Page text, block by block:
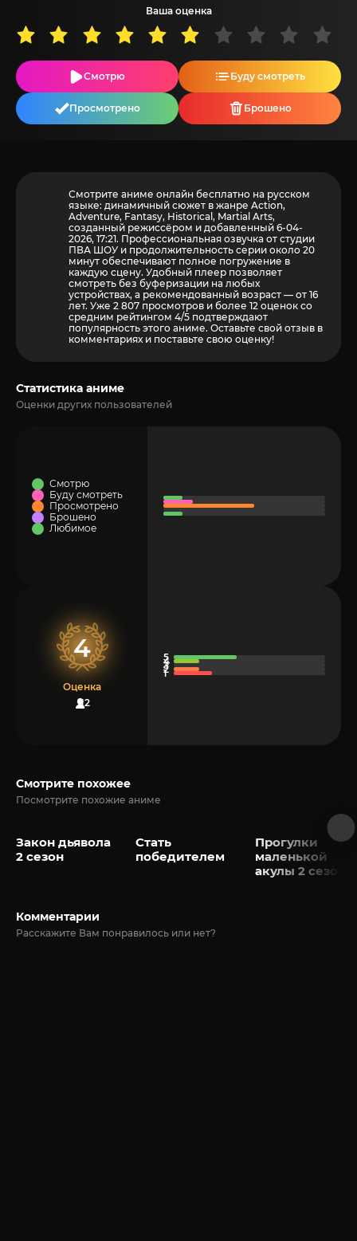
Ваша оценка
Смотрю Буду смотреть
Просмотрено Брошено
Смотрите аниме онлайн бесплатно на русском
языке: динамичный сюжет в жанре Action,
Adventure, Fantasy, Historical, Martial Arts,
созданный режиссёром и добавленный 6-04-
2026, 17:21. Профессиональная озвучка от студии
ПВА ШОУ и продолжительность серии около 20
минут обеспечивают полное погружение в
каждую сцену. Удобный плеер позволяет
смотреть без буферизации на любых
устройствах, а рекомендованный возраст — от 16
лет. Уже 2 807 просмотров и более 12 оценок со
средним рейтингом 4/5 подтверждают
популярность этого аниме. Оставьте свой отзыв в
комментариях и поставьте свою оценку!
Статистика аниме
Оценки других пользователей
Смотрю
Буду смотреть
Просмотрено
Брошено
Любимое
4
Оценка
12
Смотрите похожее
Посмотрите похожие аниме
Закон дьявола
2 сезон
Стать
победителем
Прогулки
маленькой
акулы 2 сезон
Комментарии
Расскажите Вам понравилось или нет?